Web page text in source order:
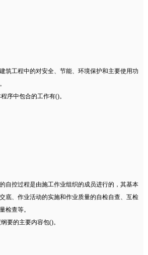
筑工程中的对安全、节能、环境保护和主要使用功
序中包合的工作有()。
自控过程是由施工作业组织的成员进行的，其基本
底、作业活动的实施和作业质量的自检自查、互检
检查等。
要的主要内容包()。